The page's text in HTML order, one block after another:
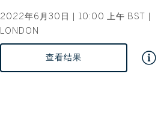
2022年6月30日 | 10:00 上午 BST |
LONDON
查看结果